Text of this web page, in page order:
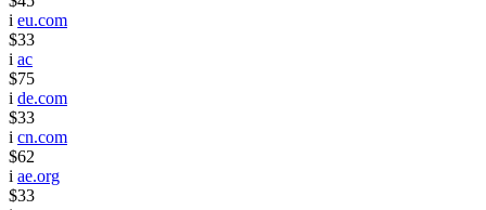
i eu.com
$33
i ac
$75
i de.com
$33
i cn.com
$62
i ae.org
$33